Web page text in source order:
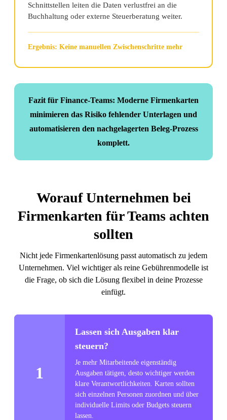
Schnittstellen leiten die Daten verlustfrei an die
Buchhaltung oder externe Steuerberatung weiter.
Ergebnis: Keine manuellen Zwischenschritte mehr
Fazit für Finance-Teams: Moderne Firmenkarten
minimieren das Risiko fehlender Unterlagen und
automatisieren den nachgelagerten Beleg-Prozess
komplett.
Worauf Unternehmen bei
Firmenkarten für Teams achten
sollten
Nicht jede Firmenkartenlösung passt automatisch zu jedem
Unternehmen. Viel wichtiger als reine Gebührenmodelle ist
die Frage, ob sich die Lösung flexibel in deine Prozesse
einfügt.
1
Lassen sich Ausgaben klar
steuern?
Je mehr Mitarbeitende eigenständig
Ausgaben tätigen, desto wichtiger werden
klare Verantwortlichkeiten. Karten sollten
sich einzelnen Personen zuordnen und über
individuelle Limits oder Budgets steuern
lassen.